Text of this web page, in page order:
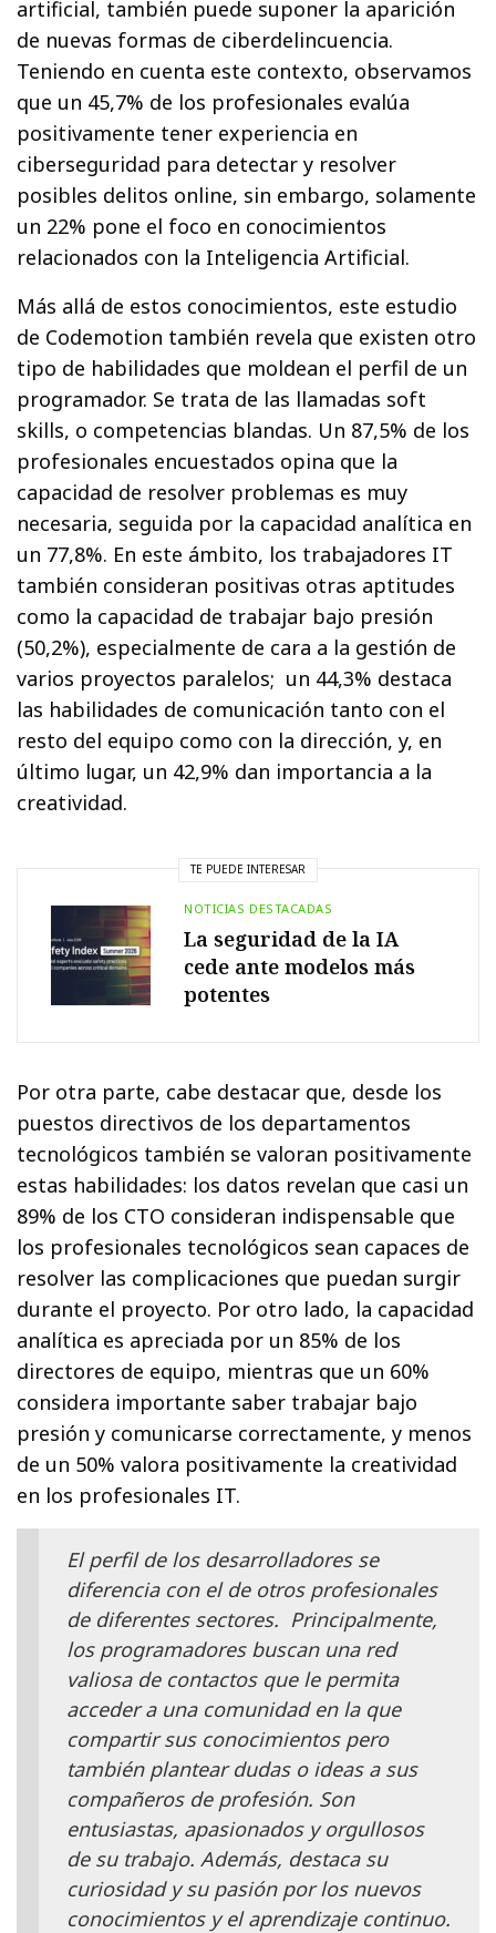
artificial, también puede suponer la aparición
de nuevas formas de ciberdelincuencia.
Teniendo en cuenta este contexto, observamos
que un 45,7% de los profesionales evalúa
positivamente tener experiencia en
ciberseguridad para detectar y resolver
posibles delitos online, sin embargo, solamente
un 22% pone el foco en conocimientos
relacionados con la Inteligencia Artificial.
Más allá de estos conocimientos, este estudio
de Codemotion también revela que existen otro
tipo de habilidades que moldean el perfil de un
programador. Se trata de las llamadas soft
skills, o competencias blandas. Un 87,5% de los
profesionales encuestados opina que la
capacidad de resolver problemas es muy
necesaria, seguida por la capacidad analítica en
un 77,8%. En este ámbito, los trabajadores IT
también consideran positivas otras aptitudes
como la capacidad de trabajar bajo presión
(50,2%), especialmente de cara a la gestión de
varios proyectos paralelos; un 44,3% destaca
las habilidades de comunicación tanto con el
resto del equipo como con la dirección, y, en
último lugar, un 42,9% dan importancia a la
creatividad.
TE PUEDE INTERESAR
NOTICIAS DESTACADAS
La seguridad de la IA
cede ante modelos más
potentes
Por otra parte, cabe destacar que, desde los
puestos directivos de los departamentos
tecnológicos también se valoran positivamente
estas habilidades: los datos revelan que casi un
89% de los CTO consideran indispensable que
los profesionales tecnológicos sean capaces de
resolver las complicaciones que puedan surgir
durante el proyecto. Por otro lado, la capacidad
analítica es apreciada por un 85% de los
directores de equipo, mientras que un 60%
considera importante saber trabajar bajo
presión y comunicarse correctamente, y menos
de un 50% valora positivamente la creatividad
en los profesionales IT.
El perfil de los desarrolladores se
diferencia con el de otros profesionales
de diferentes sectores. Principalmente,
los programadores buscan una red
valiosa de contactos que le permita
acceder a una comunidad en la que
compartir sus conocimientos pero
también plantear dudas o ideas a sus
compañeros de profesión. Son
entusiastas, apasionados y orgullosos
de su trabajo. Además, destaca su
curiosidad y su pasión por los nuevos
conocimientos y el aprendizaje continuo.